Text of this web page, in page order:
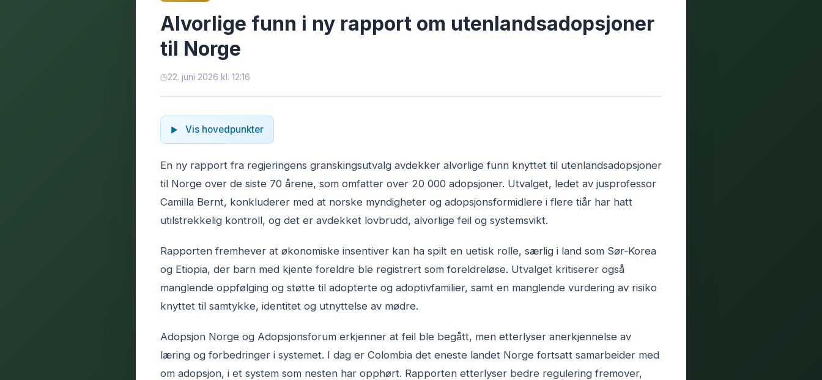
Alvorlige funn i ny rapport om utenlandsadopsjoner
til Norge
22. juni 2026 kl. 12:16
Vis hovedpunkter
En ny rapport fra regjeringens granskingsutvalg avdekker alvorlige funn knyttet til utenlandsadopsjoner
til Norge over de siste 70 årene, som omfatter over 20 000 adopsjoner. Utvalget, ledet av jusprofessor
Camilla Bernt, konkluderer med at norske myndigheter og adopsjonsformidlere i flere tiår har hatt
utilstrekkelig kontroll, og det er avdekket lovbrudd, alvorlige feil og systemsvikt.
Rapporten fremhever at økonomiske insentiver kan ha spilt en uetisk rolle, særlig i land som Sør-Korea
og Etiopia, der barn med kjente foreldre ble registrert som foreldreløse. Utvalget kritiserer også
manglende oppfølging og støtte til adopterte og adoptivfamilier, samt en manglende vurdering av risiko
knyttet til samtykke, identitet og utnyttelse av mødre.
Adopsjon Norge og Adopsjonsforum erkjenner at feil ble begått, men etterlyser anerkjennelse av
læring og forbedringer i systemet. I dag er Colombia det eneste landet Norge fortsatt samarbeider med
om adopsjon, i et system som nesten har opphørt. Rapporten etterlyser bedre regulering fremover,